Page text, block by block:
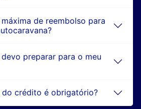
de reembolso para
preparar para o meu
do crédito é obrigatório?